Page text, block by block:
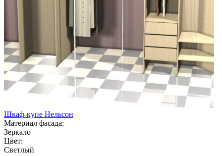
Шкаф-купе Нельсон
Материал фасада:
Зеркало
Цвет:
Светлый